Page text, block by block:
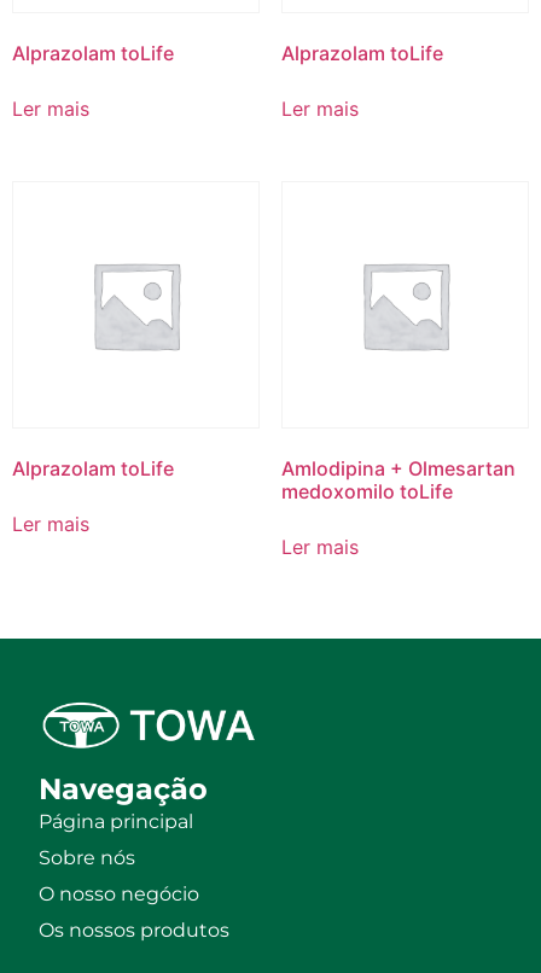
Alprazolam toLife
Ler mais
Alprazolam toLife
Ler mais
Alprazolam toLife
Ler mais
Amlodipina + Olmesartan
medoxomilo toLife
Ler mais
Navegação
Página principal
Sobre nós
O nosso negócio
Os nossos produtos